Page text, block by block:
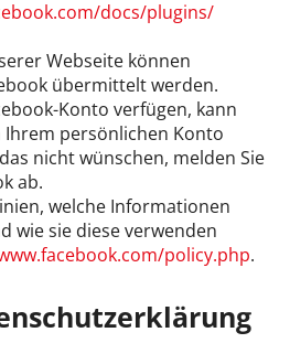
docs/plugins/
Webseite können
übermittelt werden.
Konto verfügen, kann
Ihrem persönlichen Konto
nicht wünschen, melden Sie
ab.
welche Informationen
wie sie diese verwenden
policy.php.